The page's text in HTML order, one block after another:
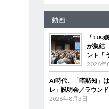
動画
「100
が集結
ント「
2026年
AI時代、「暗黙知」
レ」説明会／ラウン
2026年8月3日